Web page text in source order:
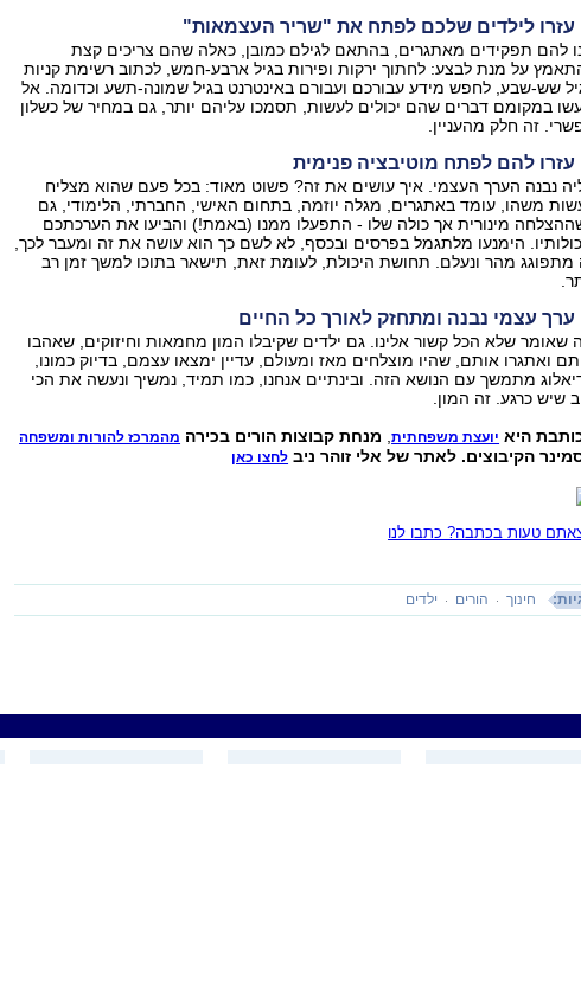
להם תפקידים מאתגרים, בהתאם לגילם כמובן, כאלה שהם צריכים קצת
על מנת לבצע: לחתוך ירקות ופירות בגיל ארבע-חמש, לכתוב רשימת קניות
שש-שבע, לחפש מידע עבורכם ועבורם באינטרנט בגיל שמונה-תשע וכדומה. אל
במקומם דברים שהם יכולים לעשות, תסמכו עליהם יותר, גם במחיר של כשלון
זה חלק מהעניין.
נבנה הערך העצמי. איך עושים את זה? פשוט מאוד: בכל פעם שהוא מצליח
משהו, עומד באתגרים, מגלה יוזמה, בתחום האישי, החברתי, הלימודי, גם
מינורית אך כולה שלו - התפעלו ממנו (באמת!) והביעו את הערכתכם
הימנעו מלתגמל בפרסים ובכסף, לא לשם כך הוא עושה את זה ומעבר לכך,
מתפוגג מהר ונעלם. תחושת היכולת, לעומת זאת, תישאר בתוכו למשך זמן רב
שאומר שלא הכל קשור אלינו. גם ילדים שקיבלו המון מחמאות וחיזוקים, שאהבו
ואתגרו אותם, שהיו מוצלחים מאז ומעולם, עדיין ימצאו עצמם, בדיוק כמונו,
מתמשך עם הנושא הזה. ובינתיים אנחנו, כמו תמיד, נמשיך ונעשה את הכי
שיש כרגע. זה המון.
היא יועצת משפחתית, מנחת קבוצות הורים בכירה מהמרכז להורות ומשפחה
הקיבוצים. לאתר של אלי זוהר ניב לחצו כאן
טעות בכתבה? כתבו לנו
חינוך הורים ילדים